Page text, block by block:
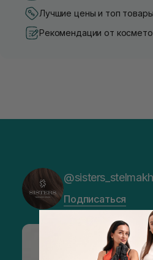
Лучшие цены и топ товары
Рекомендации от
Подписаться